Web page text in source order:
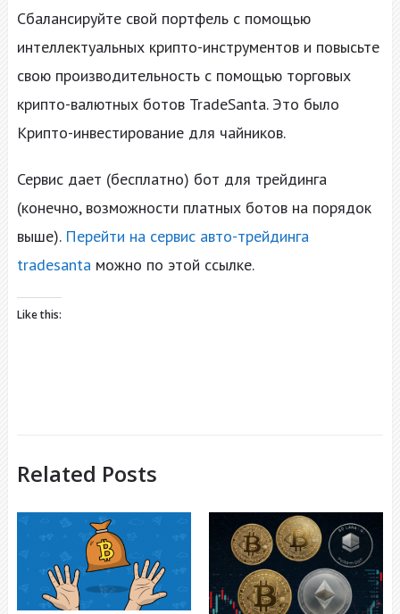
Сбалансируйте свой портфель с помощью
интеллектуальных крипто-инструментов и повысьте
свою производительность с помощью торговых
крипто-валютных ботов TradeSanta. Это было
Крипто-инвестирование для чайников.
Сервис дает (бесплатно) бот для трейдинга
(конечно, возможности платных ботов на порядок
выше). Перейти на сервис авто-трейдинга
tradesantaможно по этой ссылке.
Like this:
Related Posts